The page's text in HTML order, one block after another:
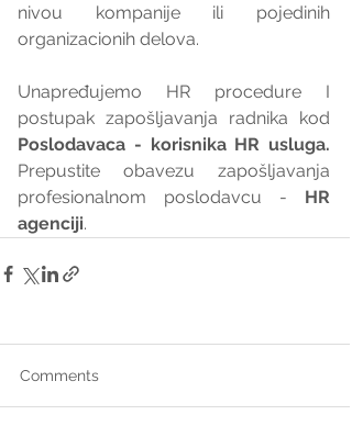
nivou kompanije ili pojedinih
organizacionih delova.
Unapređujemo HR procedure I
Prepustite obavezu zapošljavanja
profesionalnom poslodavcu - HR
agenciji.
Comments